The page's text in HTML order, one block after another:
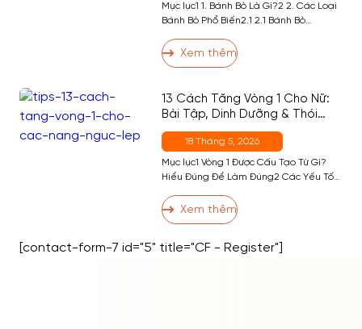
Mục lục1 1. Bánh Bò Là Gì?2 2. Các Loại
Bánh Bò Phổ Biến2.1 2.1 Bánh Bò
Bò Sữa Nướng2.4 2.4 Bánh Bò Dừa3 3.
Ăn Bánh Bò Có Tốt Không?4 4. Bánh Bò
Theo Khẩu Phần5 5. Ăn Bánh Bò […]
Xem thêm
13 Cách Tăng Vòng 1 Cho Nữ:
Bài Tập, Dinh Dưỡng & Thói
Quen Hiệu Quả Nhất
18 Tháng 5, 2026
Mục lục1 Vòng 1 Được Cấu Tạo Từ Gì?
Hiểu Đúng Để Làm Đúng2 Các Yếu Tố
Cách Tăng Vòng 1 Hiệu Quả3.1 Nhóm 1:
Bài Tập Phát Triển Cơ Ngực3.2 Nhóm 2:
Nhóm 3: Thói Quen và Kỹ Thuật […]
Xem thêm
[contact-form-7 id="5" title="CF - Register"]